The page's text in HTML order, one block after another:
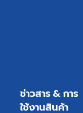
ช่าวสาร & การ
ใช้งานสินค้า